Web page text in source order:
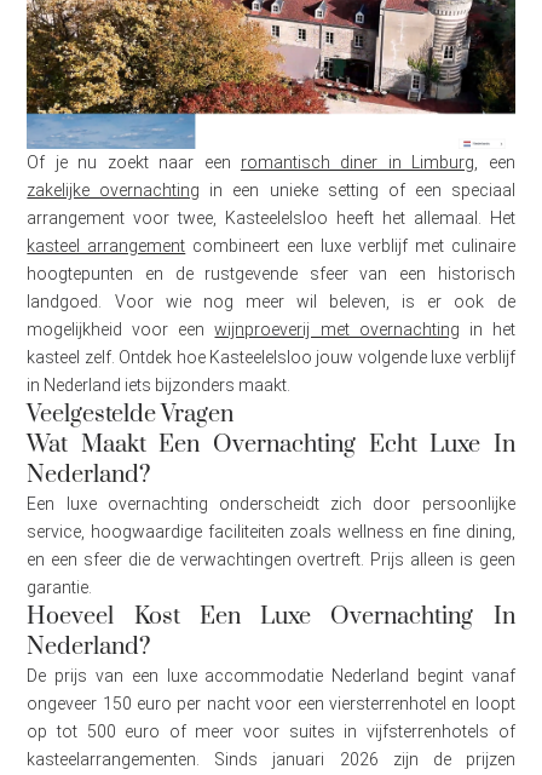
Of je nu zoekt naar een romantisch diner in Limburg , een
zakelijke overnachting in een unieke setting of een speciaal
arrangement voor twee, Kasteelelsloo heeft het allemaal. Het
kasteel arrangement combineert een luxe verblijf met culinaire
hoogtepunten en de rustgevende sfeer van een historisch
landgoed. Voor wie nog meer wil beleven, is er ook de
mogelijkheid voor eenwijnproeverij met overnachting in het
kasteel zelf. Ontdek hoe Kasteelelsloo jouw volgende luxe verblijf
in Nederland iets bijzonders maakt.
Veelgestelde Vragen
Wat Maakt Een Overnachting Echt Luxe In
Nederland?
Een luxe overnachting onderscheidt zich door persoonlijke
service, hoogwaardige faciliteiten zoals wellness en fine dining,
en een sfeer die de verwachtingen overtreft. Prijs alleen is geen
garantie.
Hoeveel Kost Een Luxe Overnachting In
Nederland?
De prijs van een luxe accommodatie Nederland begint vanaf
ongeveer 150 euro per nacht voor een viersterrenhotel en loopt
op tot 500 euro of meer voor suites in vijfsterrenhotels of
kasteelarrangementen. Sinds januari 2026 zijn de prijzen